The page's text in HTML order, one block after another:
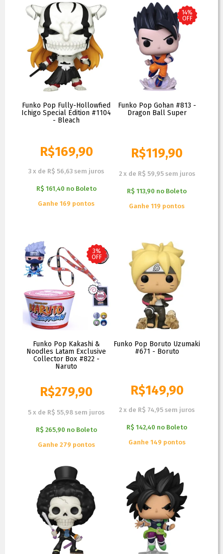
Funko Pop Fully-Hollowfied
Ichigo Special Edition #1104
- Bleach
R$169,90
3 x de R$ 56,63 sem juros
R$ 161,40 no Boleto
Ganhe 169 pontos
14%
OFF
Funko Pop Gohan #813 -
Dragon Ball Super
R$119,90
2 x de R$ 59,95 sem juros
R$ 113,90 no Boleto
Ganhe 119 pontos
3%
OFF
Funko Pop Kakashi &
Noodles Latam Exclusive
Collector Box #822 -
Naruto
R$279,90
5 x de R$ 55,98 sem juros
R$ 265,90 no Boleto
Ganhe 279 pontos
Funko Pop Boruto Uzumaki
#671 - Boruto
R$149,90
2 x de R$ 74,95 sem juros
R$ 142,40 no Boleto
Ganhe 149 pontos